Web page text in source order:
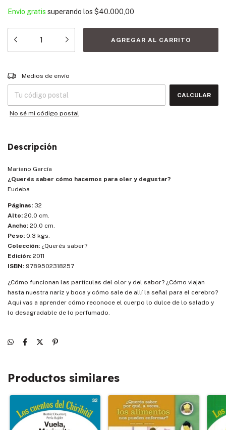
Envío gratis superando los $40.000,00
Entregas para el CP:
Medios de envío
CALCULAR
No sé mi código postal
Descripción
Mariano García
¿Querés saber cómo hacemos para oler y degustar?
Eudeba
Páginas: 32
Alto: 20.0 cm.
Ancho: 20.0 cm.
Peso: 0.3 kgs.
Colección: ¿Querés saber?
Edición: 2011
ISBN: 9789502318257
¿Cómo funcionan las partículas del olor y del sabor? ¿Cómo viajan
hasta nuestra nariz y boca y cómo sale de allí la señal para el cerebro?
Aquí vas a aprender cómo reconoce el cuerpo lo dulce de lo salado y
lo desagradable de lo perfumado.
Productos similares